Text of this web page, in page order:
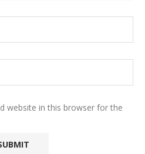
website in this browser for the